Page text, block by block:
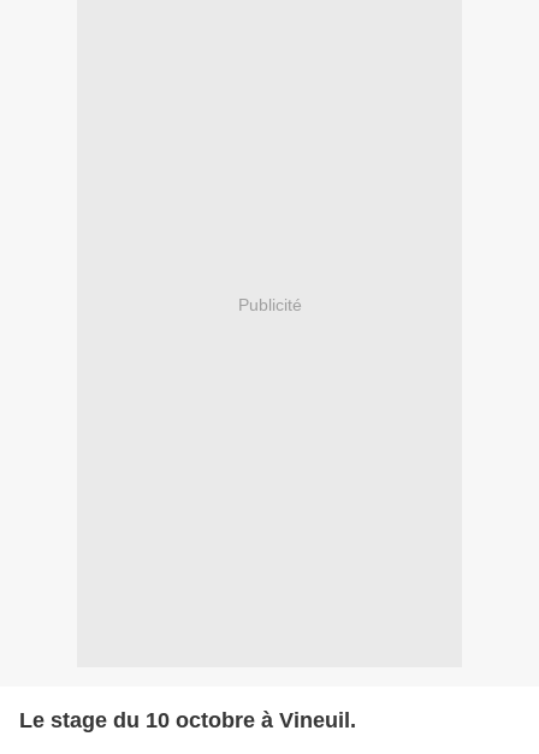
Publicité
Le stage du 10 octobre à Vineuil.